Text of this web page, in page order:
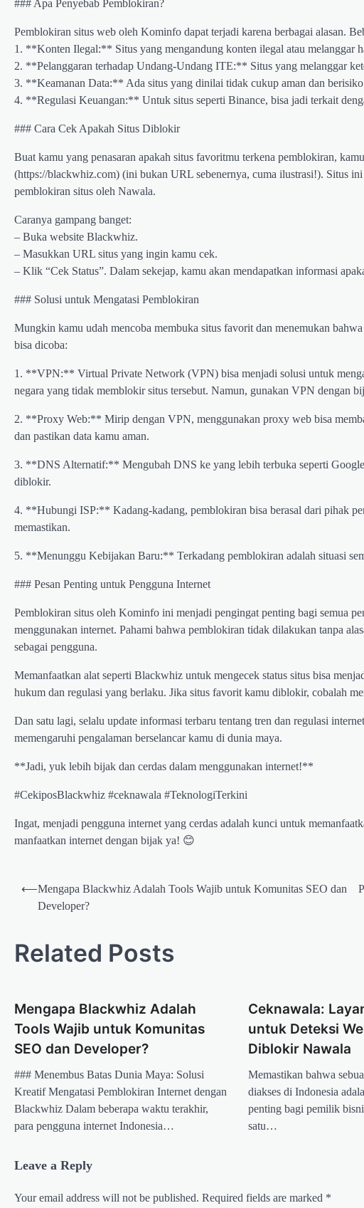
### Apa Penyebab Pemblokiran?
Pemblokiran situs web oleh Kominfo dapat terjadi karena berbagai alasan.
1. **Konten Ilegal:** Situs yang mengandung konten ilegal atau melanggar
2. **Pelanggaran terhadap Undang-Undang ITE:** Situs yang melanggar
3. **Keamanan Data:** Ada situs yang dinilai tidak cukup aman dan berisiko
4. **Regulasi Keuangan:** Untuk situs seperti Binance, bisa jadi terkait
### Cara Cek Apakah Situs Diblokir
Buat kamu yang penasaran apakah situs favoritmu terkena pemblokiran,
(https://blackwhiz.com) (ini bukan URL sebenernya, cuma ilustrasi!). Situs
pemblokiran situs oleh Nawala.
Caranya gampang banget:
– Buka website Blackwhiz.
– Masukkan URL situs yang ingin kamu cek.
– Klik “Cek Status”. Dalam sekejap, kamu akan mendapatkan informasi
### Solusi untuk Mengatasi Pemblokiran
Mungkin kamu udah mencoba membuka situs favorit dan menemukan
bisa dicoba:
1. **VPN:** Virtual Private Network (VPN) bisa menjadi solusi untuk
negara yang tidak memblokir situs tersebut. Namun, gunakan VPN dengan
2. **Proxy Web:** Mirip dengan VPN, menggunakan proxy web bisa
dan pastikan data kamu aman.
3. **DNS Alternatif:** Mengubah DNS ke yang lebih terbuka seperti
diblokir.
4. **Hubungi ISP:** Kadang-kadang, pemblokiran bisa berasal dari pihak
memastikan.
5. **Menunggu Kebijakan Baru:** Terkadang pemblokiran adalah situasi
### Pesan Penting untuk Pengguna Internet
Pemblokiran situs oleh Kominfo ini menjadi pengingat penting bagi semua
menggunakan internet. Pahami bahwa pemblokiran tidak dilakukan tanpa
sebagai pengguna.
Memanfaatkan alat seperti Blackwhiz untuk mengecek status situs bisa
hukum dan regulasi yang berlaku. Jika situs favorit kamu diblokir, cobalah
Dan satu lagi, selalu update informasi terbaru tentang tren dan regulasi
memengaruhi pengalaman berselancar kamu di dunia maya.
**Jadi, yuk lebih bijak dan cerdas dalam menggunakan internet!**
#CekiposBlackwhiz #ceknawala #TeknologiTerkini
Ingat, menjadi pengguna internet yang cerdas adalah kunci untuk
manfaatkan internet dengan bijak ya! 😊
Post
navigation
⟵Mengapa Blackwhiz Adalah Tools Wajib untuk Komunitas SEO dan
Developer?
Related Posts
Mengapa Blackwhiz Adalah
Tools Wajib untuk Komunitas
SEO dan Developer?
### Menembus Batas Dunia Maya: Solusi
Kreatif Mengatasi Pemblokiran Internet dengan
Blackwhiz Dalam beberapa waktu terakhir,
para pengguna internet Indonesia…
Ceknawala:
untuk Deteksi
Diblokir Nawala
Memastikan bahwa
diakses di Indonesia
penting bagi pemilik
satu…
Leave a Reply
Your email address will not be published. Required fields are marked *
TECH
Situs Web Diblokir oleh
Kominfo? Blackwhiz
TECH
SEO dan Developer?
### Menembus Batas Dunia Maya: Solusi
Kreatif Mengatasi Pemblokiran Internet dengan
Blackwhiz Dalam beberapa waktu terakhir, para
pengguna internet Indonesia…
dari blackwhiz